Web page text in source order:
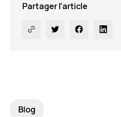
Partager l'article
Blog